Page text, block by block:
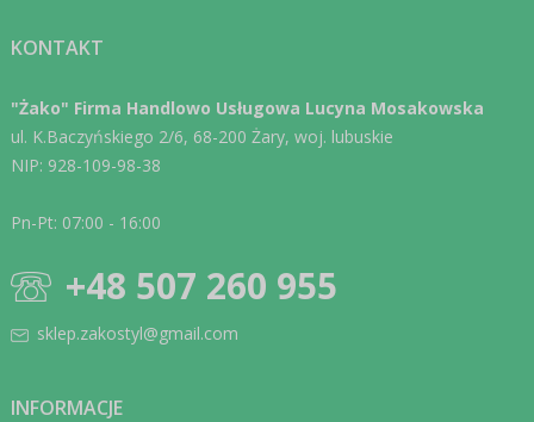
KONTAKT
"Żako" Firma Handlowo Usługowa Lucyna Mosakowska
ul. K.Baczyńskiego 2/6, 68-200 Żary, woj. lubuskie
NIP: 928-109-98-38
Pn-Pt: 07:00 - 16:00
+48 507 260 955
sklep.zakostyl@gmail.com
INFORMACJE